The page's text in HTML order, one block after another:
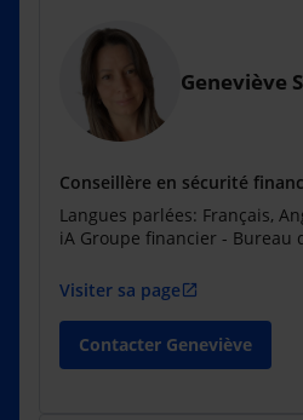
Geneviève
Conseillère en sécurité
Langues parlées: Français,
iA Groupe financier - Bureau
Visiter sa page open_in_new
Contacter Geneviève